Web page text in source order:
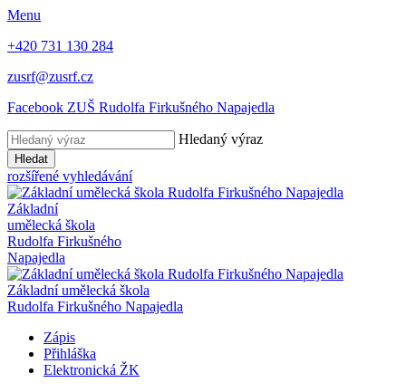
Menu
+420 731 130 284
zusrf@zusrf.cz
Facebook ZUŠ Rudolfa Firkušného Napajedla
Hledaný výraz
Hledat
rozšířené vyhledávání
Základní
umělecká škola
Rudolfa Firkušného
Napajedla
Základní umělecká škola
Rudolfa Firkušného Napajedla
Zápis
Přihláška
Elektronická ŽK